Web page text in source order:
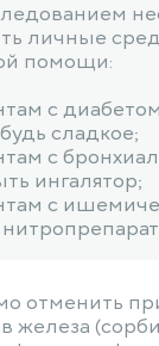
личные
помощи:
с
сладкое;
с
ингалятор;
с
отменить
железа